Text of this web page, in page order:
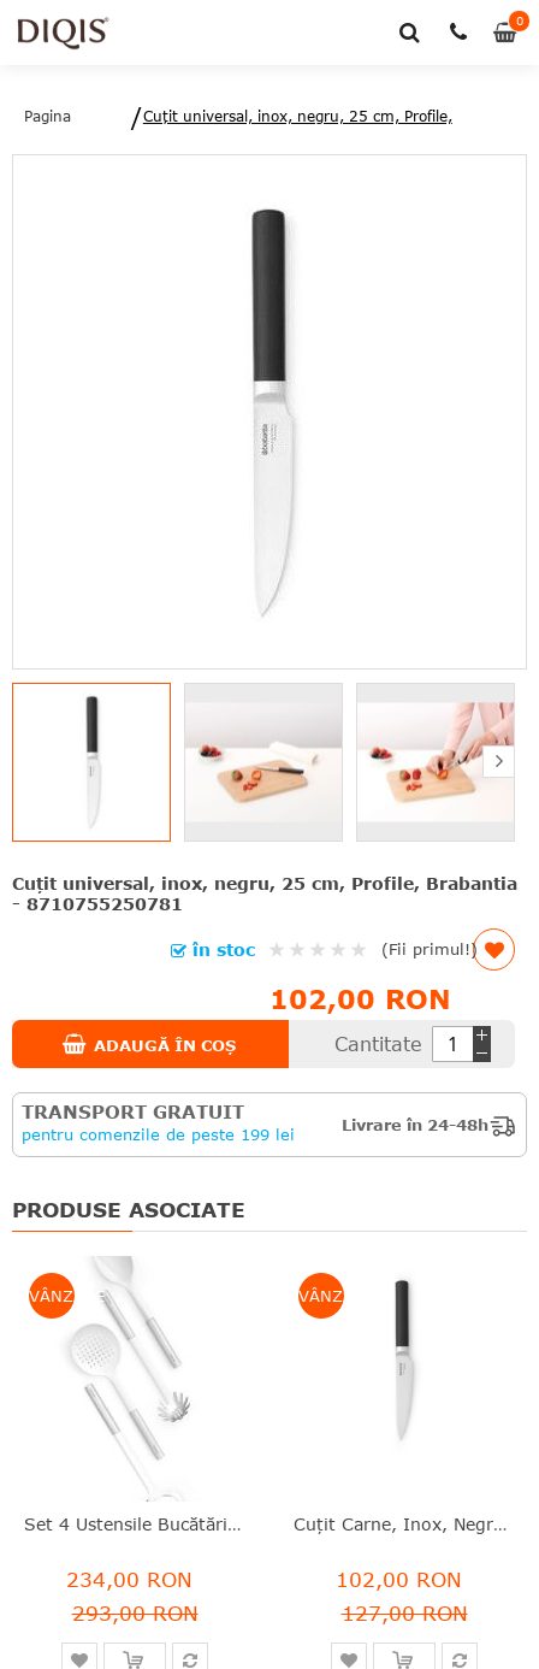
00
Pagina
Cuțit universal, inox, negru, 25 cm, Profile,
Cuțit universal, inox, negru, 25 cm, Profile, Brabantia
- 8710755250781
Rating:
(Fii primul!)
în stoc
102,00 RON
Cantitate
ADAUGĂ ÎN COȘ
TRANSPORT GRATUIT
pentru comenzile de peste 199 lei
Livrare în 24-48h
PRODUSE ASOCIATE
VÂNZARE
Set 4 Ustensile Bucătărie, Inox, Alb, Profile, Brabantia - 8710755260148
234,00 RON
293,00 RON
VÂNZARE
Cuţit Carne, Inox, Negru, 30 Cm, Profile, Brabantia - 8710755250385
102,00 RON
127,00 RON